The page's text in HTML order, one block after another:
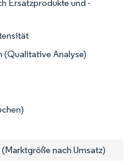
Ersatzprodukte und -
(Qualitative Analyse)
nach Umsatz)